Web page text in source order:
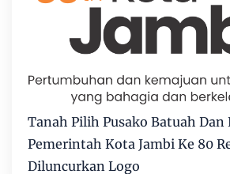
Tanah Pilih Pusako Batuah Dan
Pemerintah Kota Jambi Ke 80
Diluncurkan Logo